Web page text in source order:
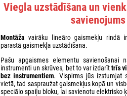
Viegla uzstādīšana un
savienojums
Montāžavairāku lineāro gaismekļu rindā
parastā gaismekļa uzstādīšana.
Pašu apgaismes elementu savienošanai
instrumenti un skrūves, bet to var izdarīttrīs
bez instrumentiem. Vispirms jūs izstumjat
vietā, tad saspraužat gaismekļus kopā un
speciālo spaiļu bloku, lai savienotu elektrisko